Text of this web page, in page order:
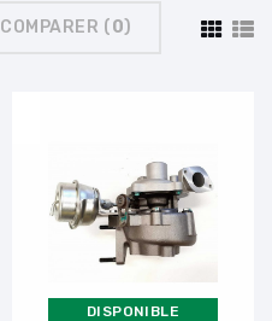
COMPARER (0)
DISPONIBLE